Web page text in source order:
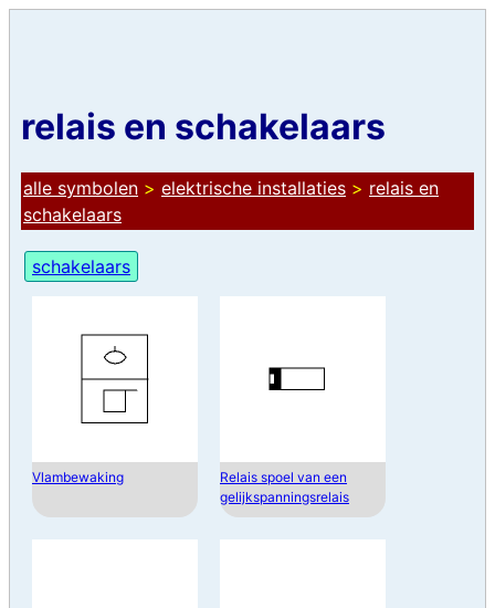
relais en schakelaars
alle symbolen > elektrische installaties > relais en
schakelaars
schakelaars
Vlambewaking
Relais spoel van een
gelijkspanningsrelais